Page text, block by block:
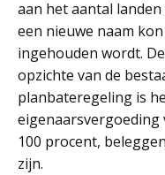
aan het aantal
een nieuwe naam
ingehouden wordt.
opzichte van de
planbateregeling is
eigenaarsvergoeding
100 procent,
zijn.